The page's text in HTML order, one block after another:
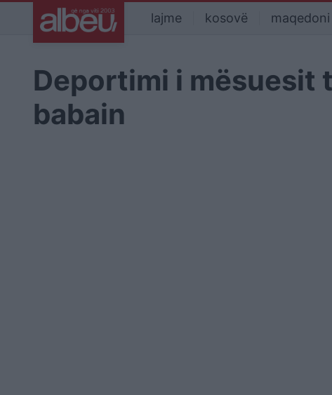
lajme kosovë maqedoni
Deportimi i mësuesit
babain